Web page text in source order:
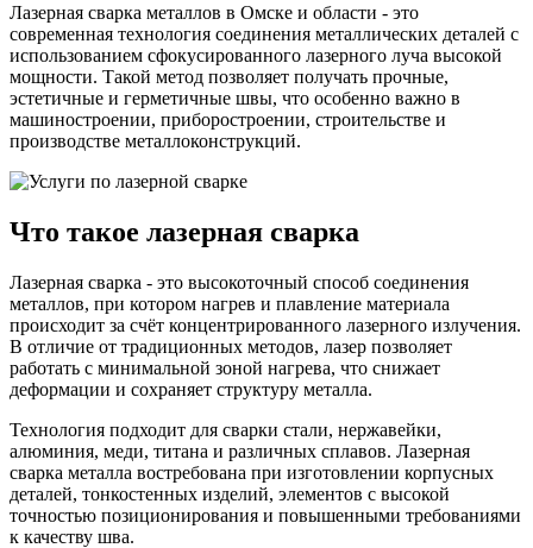
Лазерная сварка металлов в Омске и области - это
современная технология соединения металлических деталей с
использованием сфокусированного лазерного луча высокой
мощности. Такой метод позволяет получать прочные,
эстетичные и герметичные швы, что особенно важно в
машиностроении, приборостроении, строительстве и
производстве металлоконструкций.
Что такое лазерная сварка
Лазерная сварка - это высокоточный способ соединения
металлов, при котором нагрев и плавление материала
происходит за счёт концентрированного лазерного излучения.
В отличие от традиционных методов, лазер позволяет
работать с минимальной зоной нагрева, что снижает
деформации и сохраняет структуру металла.
Технология подходит для сварки стали, нержавейки,
алюминия, меди, титана и различных сплавов. Лазерная
сварка металла востребована при изготовлении корпусных
деталей, тонкостенных изделий, элементов с высокой
точностью позиционирования и повышенными требованиями
к качеству шва.